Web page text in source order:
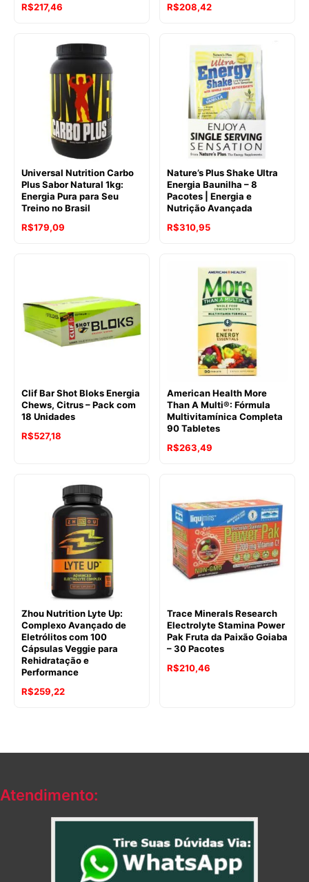
R$217,46 R$208,42
Universal Nutrition Carbo
Plus Sabor Natural 1kg:
Energia Pura para Seu
Treino no Brasil
R$179,09
Nature’s Plus Shake Ultra
Energia Baunilha – 8
Pacotes | Energia e
Nutrição Avançada
R$310,95
Clif Bar Shot Bloks Energia
Chews, Citrus – Pack com
18 Unidades
R$527,18
American Health More
Than A Multi®: Fórmula
Multivitamínica Completa
90 Tabletes
R$263,49
Zhou Nutrition Lyte Up:
Complexo Avançado de
Eletrólitos com 100
Cápsulas Veggie para
Rehidratação e
Performance
R$259,22
Trace Minerals Research
Electrolyte Stamina Power
Pak Fruta da Paixão Goiaba
– 30 Pacotes
R$210,46
Atendimento: